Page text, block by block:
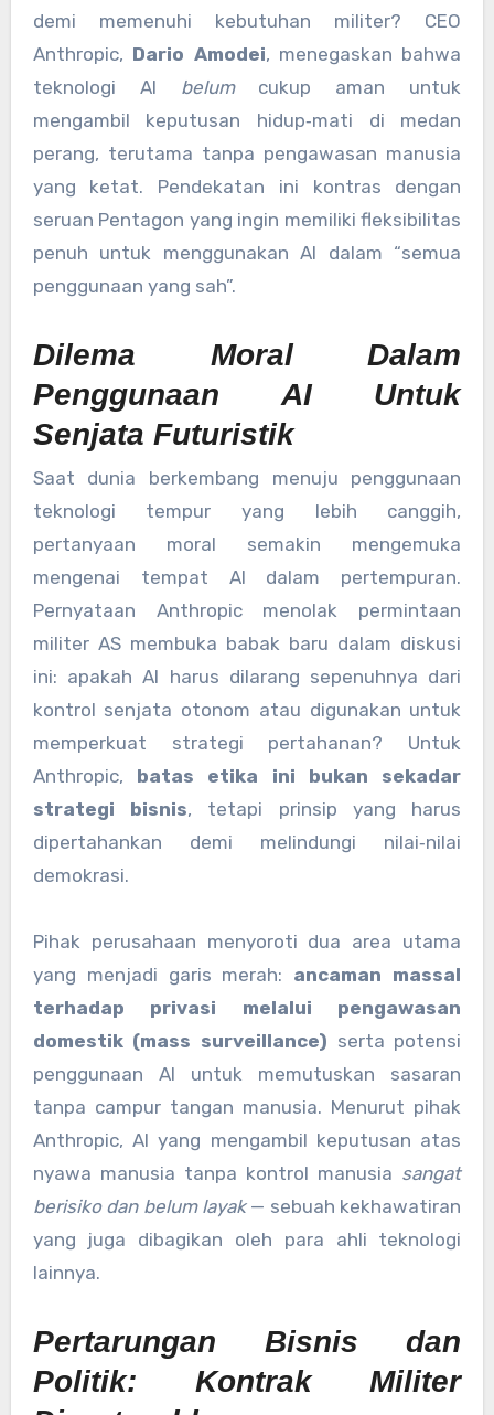
demi memenuhi kebutuhan militer? CEO
Anthropic, Dario Amodei, menegaskan bahwa
teknologi AI belumcukup aman untuk
mengambil keputusan hidup‑mati di medan
perang, terutama tanpa pengawasan manusia
yang ketat. Pendekatan ini kontras dengan
seruan Pentagon yang ingin memiliki fleksibilitas
penuh untuk menggunakan AI dalam “semua
penggunaan yang sah”.
Dilema Moral Dalam
Penggunaan AI Untuk
Senjata Futuristik
Saat dunia berkembang menuju penggunaan
teknologi tempur yang lebih canggih,
pertanyaan moral semakin mengemuka
mengenai tempat AI dalam pertempuran.
Pernyataan Anthropic menolak permintaan
militer AS membuka babak baru dalam diskusi
ini: apakah AI harus dilarang sepenuhnya dari
kontrol senjata otonom atau digunakan untuk
memperkuat strategi pertahanan? Untuk
Anthropic, batas etika ini bukan sekadar
strategi bisnis, tetapi prinsip yang harus
dipertahankan demi melindungi nilai‑nilai
demokrasi.
Pihak perusahaan menyoroti dua area utama
yang menjadi garis merah: ancaman massal
terhadap privasi melalui pengawasan
domestik (mass surveillance) serta potensi
penggunaan AI untuk memutuskan sasaran
tanpa campur tangan manusia. Menurut pihak
Anthropic, AI yang mengambil keputusan atas
nyawa manusia tanpa kontrol manusia sangat
berisiko dan belum layak— sebuah kekhawatiran
yang juga dibagikan oleh para ahli teknologi
lainnya.
Pertarungan Bisnis dan
Politik: Kontrak Militer